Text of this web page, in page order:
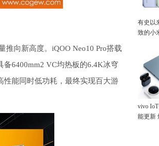
推向新高度。iQOO Neo10 Pro搭载
备6400mm2 VC均热板的6.4K冰穹
性能同时低功耗，最终实现百大游
有史以
致的小
vivo
能更新